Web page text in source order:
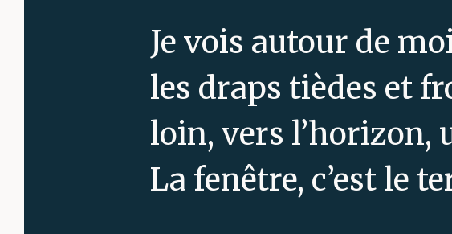
Je vois autour de
les draps tièdes et
loin, vers l’horizon,
La fenêtre, c’est le